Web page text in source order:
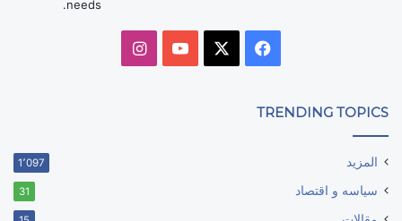
needs.
فيسبوك ‫YouTubeانستقرام
TRENDING TOPICS
المزيد 1٬097
سياسه و اقتصاد 31